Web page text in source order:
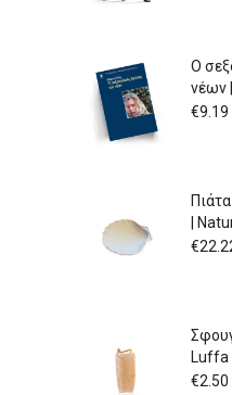
Ο
νέων
€9.19
|
€
Luffa
€2.50